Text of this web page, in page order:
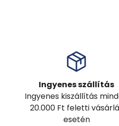
Ingyenes szállítás
Ingyenes kiszállítás
20.000 Ft feletti
esetén